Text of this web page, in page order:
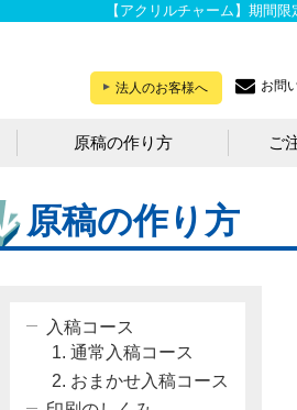
【アクリルチャーム】期間
法人のお客様へ お問
原稿の作り方 ご
原稿の作り方
入稿コース
通常入稿コース
おまかせ入稿コース